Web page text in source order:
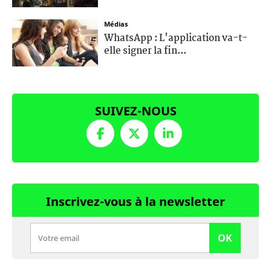
Médias
WhatsApp : L'application va-t-
elle signer la fin...
SUIVEZ-NOUS
Inscrivez-vous à la newsletter
OK